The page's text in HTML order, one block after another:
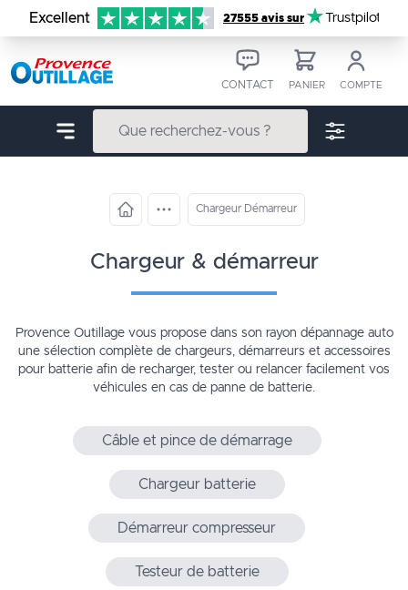
Aller au contenu
Excellent 27555 avis sur Trustpilot
CONTACT PANIER COMPTE
Chargeur Démarreur
chargeur & démarreur
Provence Outillage vous propose dans son rayon dépannage auto
une sélection complète de chargeurs, démarreurs et accessoires
pour batterie afin de recharger, tester ou relancer facilement vos
véhicules en cas de panne de batterie.
Câble et pince de démarrage
Chargeur batterie
Démarreur compresseur
Testeur de batterie